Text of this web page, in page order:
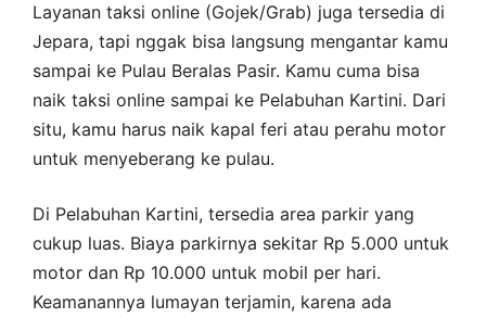
Layanan taksi online (Gojek/Grab) juga tersedia di
Jepara, tapi nggak bisa langsung mengantar kamu
sampai ke Pulau Beralas Pasir. Kamu cuma bisa
naik taksi online sampai ke Pelabuhan Kartini. Dari
situ, kamu harus naik kapal feri atau perahu motor
untuk menyeberang ke pulau.
Di Pelabuhan Kartini, tersedia area parkir yang
cukup luas. Biaya parkirnya sekitar Rp 5.000 untuk
motor dan Rp 10.000 untuk mobil per hari.
Keamanannya lumayan terjamin, karena ada